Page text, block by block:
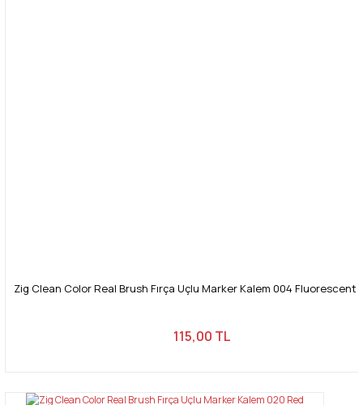
Zig Clean Color Real Brush Fırça Uçlu Marker Kalem 004 Fluorescent
115,00 TL